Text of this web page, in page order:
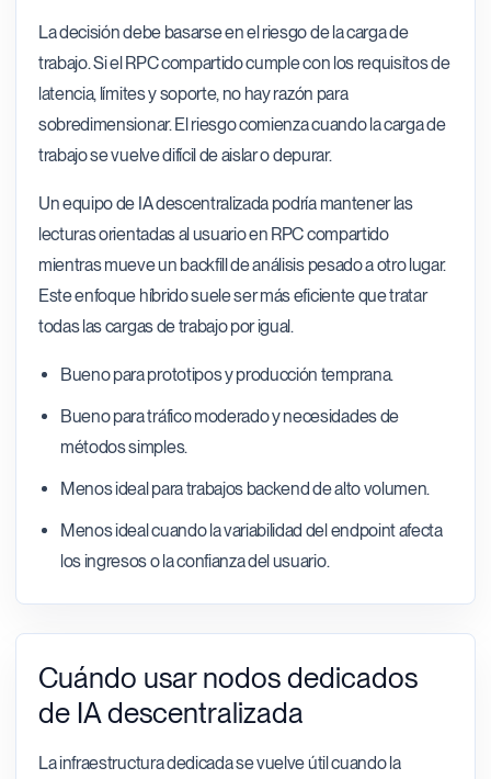
La decisión debe basarse en el riesgo de la carga de
trabajo. Si el RPC compartido cumple con los requisitos de
latencia, límites y soporte, no hay razón para
sobredimensionar. El riesgo comienza cuando la carga de
trabajo se vuelve difícil de aislar o depurar.
Un equipo de IA descentralizada podría mantener las
lecturas orientadas al usuario en RPC compartido
mientras mueve un backfill de análisis pesado a otro lugar.
Este enfoque híbrido suele ser más eficiente que tratar
todas las cargas de trabajo por igual.
Bueno para prototipos y producción temprana.
Bueno para tráfico moderado y necesidades de
métodos simples.
Menos ideal para trabajos backend de alto volumen.
Menos ideal cuando la variabilidad del endpoint afecta
los ingresos o la confianza del usuario.
Cuándo usar nodos dedicados
de IA descentralizada
La infraestructura dedicada se vuelve útil cuando la